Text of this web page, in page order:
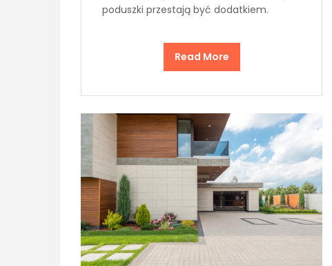
poduszki przestają być dodatkiem.
Read More